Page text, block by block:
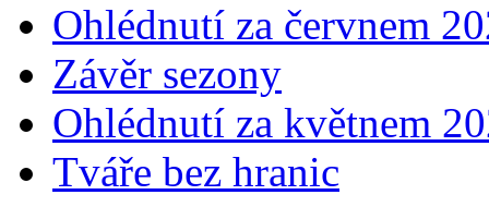
Ohlédnutí za červnem
Závěr sezony
Ohlédnutí za květnem
Tváře bez hranic